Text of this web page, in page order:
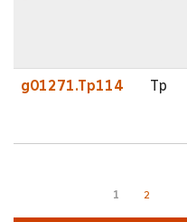
g01271.Tp114 Tp
1 2